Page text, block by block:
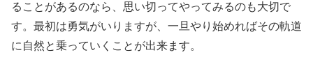
ることがあるのなら、思い切ってやってみるのも大切で
す。最初は勇気がいりますが、一旦やり始めればその軌道
に自然と乗っていくことが出来ます。